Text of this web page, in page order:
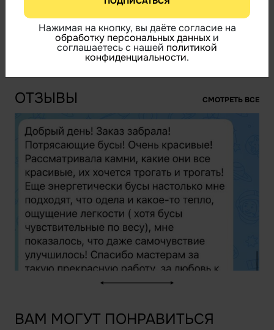
В КОРЗИНУ
КУПИТЬ В ОДИН КЛИК
ОТЗЫВЫ СМОТРЕТЬ ВСЕ
ВАМ МОГУТ ПОНРАВИТЬСЯ
Нажимая на кнопку, вы даёте согласие на
обработку персональных данных и
соглашаетесь с нашей политикой
конфиденциальности.